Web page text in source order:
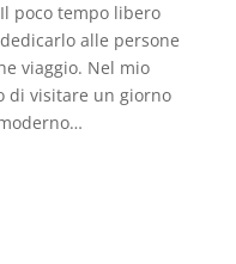
poco tempo libero
alle persone
viaggio. Nel mio
di visitare un giorno